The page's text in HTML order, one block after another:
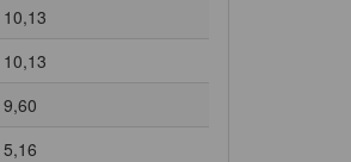
10,13
10,13
9,60
5,16